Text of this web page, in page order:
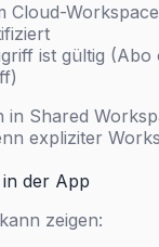
Cloud-Workspace
ist gültig (Abo
Shared
expliziter
der App
zeigen: